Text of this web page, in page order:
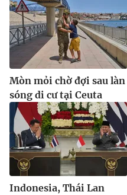
Mòn mỏi chờ đợi sau làn
sóng di cư tại Ceuta
Indonesia, Thái Lan